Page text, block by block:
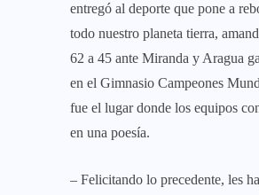
entregó al deporte que pone a
todo nuestro planeta tierra,
62 a 45 ante Miranda y Aragua
en el Gimnasio Campeones
fue el lugar donde los equipos
en una poesía.
– Felicitando lo precedente, les